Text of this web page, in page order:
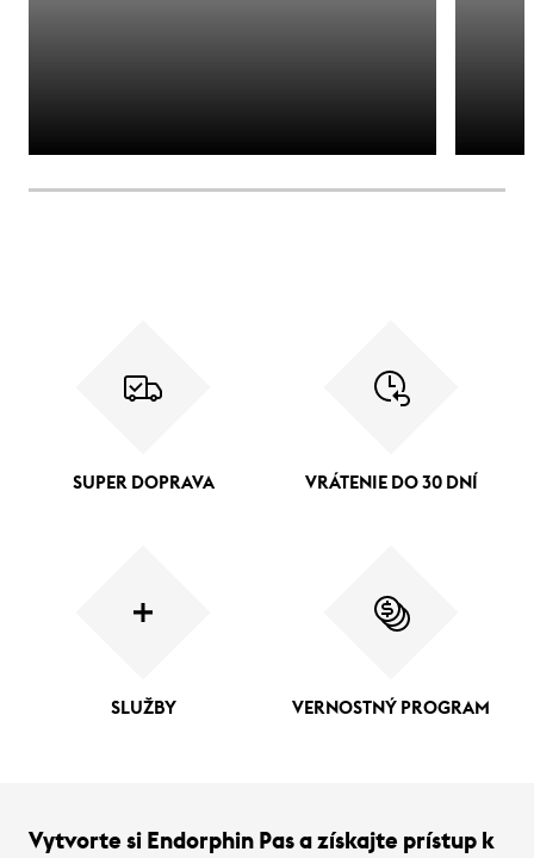
SUPER DOPRAVA VRÁTENIE DO 30 DNÍ
SLUŽBY VERNOSTNÝ PROGRAM
Vytvorte si Endorphin Pas a získajte prístup k